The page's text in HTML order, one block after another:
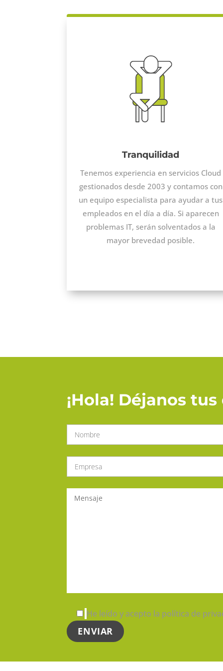
Tranquilidad
Tenemos experiencia en servicios Cloud
gestionados desde 2003 y contamos con
un equipo especialista para ayudar a tus
empleados en el día a día. Si aparecen
problemas IT, serán solventados a la
mayor brevedad posible.
¡Hola! Déjanos
He leído y acepto la política de